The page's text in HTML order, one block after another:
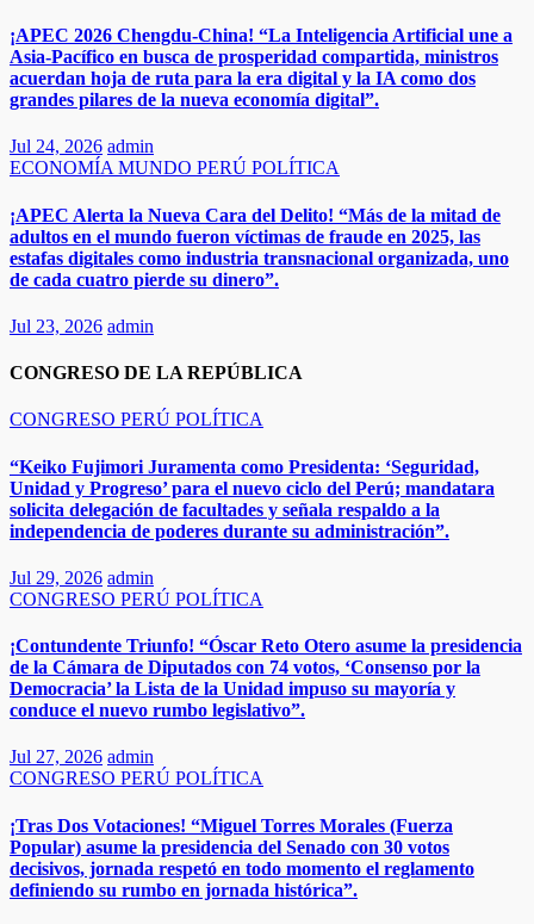
¡APEC 2026 Chengdu-China! “La Inteligencia Artificial une a
Asia-Pacífico en busca de prosperidad compartida, ministros
acuerdan hoja de ruta para la era digital y la IA como dos
grandes pilares de la nueva economía digital”.
Jul 24, 2026 admin
ECONOMÍA MUNDO PERÚ POLÍTICA
¡APEC Alerta la Nueva Cara del Delito! “Más de la mitad de
adultos en el mundo fueron víctimas de fraude en 2025, las
estafas digitales como industria transnacional organizada, uno
de cada cuatro pierde su dinero”.​
Jul 23, 2026 admin
CONGRESO DE LA REPÚBLICA
CONGRESO PERÚ POLÍTICA
“Keiko Fujimori Juramenta como Presidenta: ‘Seguridad,
Unidad y Progreso’ para el nuevo ciclo del Perú; mandatara
solicita delegación de facultades y señala respaldo a la
independencia de poderes durante su administración”.
Jul 29, 2026 admin
CONGRESO PERÚ POLÍTICA
¡Contundente Triunfo! “Óscar Reto Otero asume la presidencia
de la Cámara de Diputados con 74 votos, ‘Consenso por la
Democracia’ la Lista de la Unidad impuso su mayoría y
conduce el nuevo rumbo legislativo”.
Jul 27, 2026 admin
CONGRESO PERÚ POLÍTICA
¡Tras Dos Votaciones! “Miguel Torres Morales (Fuerza
Popular) asume la presidencia del Senado con 30 votos
decisivos, jornada respetó en todo momento el reglamento
definiendo su rumbo en jornada histórica”.